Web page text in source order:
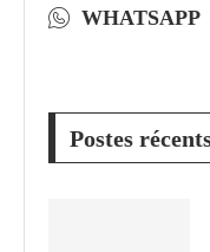
WHATSAPP
Postes